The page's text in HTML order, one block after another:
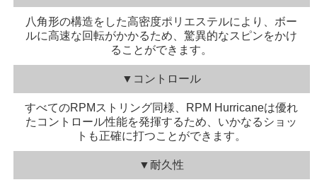
八角形の構造をした高密度ポリエステルにより、ボー
ルに高速な回転がかかるため、驚異的なスピンをかけ
ることができます。
▼コントロール
すべてのRPMストリング同様、RPM Hurricaneは優れ
たコントロール性能を発揮するため、いかなるショッ
トも正確に打つことができます。
▼耐久性